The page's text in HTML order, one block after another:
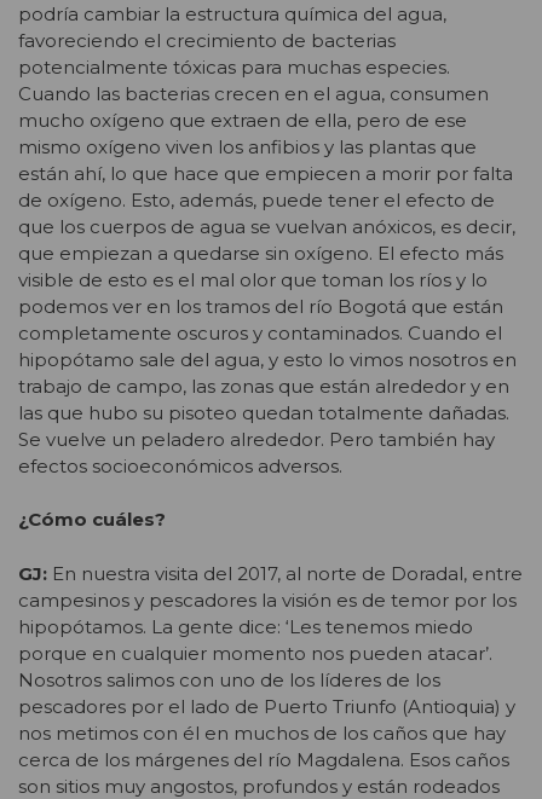
podría cambiar la estructura química del agua,
favoreciendo el crecimiento de bacterias
potencialmente tóxicas para muchas especies.
Cuando las bacterias crecen en el agua, consumen
mucho oxígeno que extraen de ella, pero de ese
mismo oxígeno viven los anfibios y las plantas que
están ahí, lo que hace que empiecen a morir por falta
de oxígeno. Esto, además, puede tener el efecto de
que los cuerpos de agua se vuelvan anóxicos, es decir,
que empiezan a quedarse sin oxígeno. El efecto más
visible de esto es el mal olor que toman los ríos y lo
podemos ver en los tramos del río Bogotá que están
completamente oscuros y contaminados. Cuando el
hipopótamo sale del agua, y esto lo vimos nosotros en
trabajo de campo, las zonas que están alrededor y en
las que hubo su pisoteo quedan totalmente dañadas.
Se vuelve un peladero alrededor. Pero también hay
efectos socioeconómicos adversos.
¿Cómo cuáles?
GJ: En nuestra visita del 2017, al norte de Doradal, entre
campesinos y pescadores la visión es de temor por los
hipopótamos. La gente dice: ‘Les tenemos miedo
porque en cualquier momento nos pueden atacar’.
Nosotros salimos con uno de los líderes de los
pescadores por el lado de Puerto Triunfo (Antioquia) y
nos metimos con él en muchos de los caños que hay
cerca de los márgenes del río Magdalena. Esos caños
son sitios muy angostos, profundos y están rodeados